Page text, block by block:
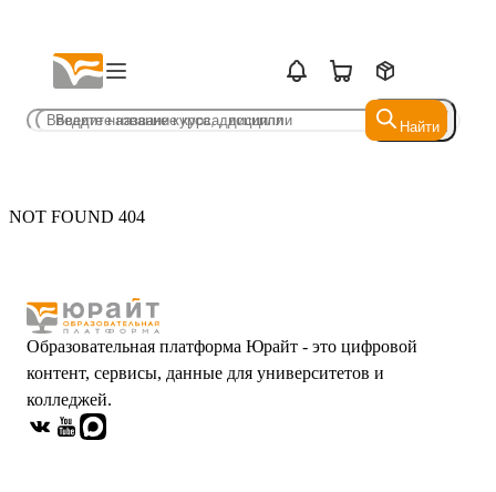
Найти
Найти
NOT FOUND 404
Образовательная платформа Юрайт - это цифровой
контент, сервисы, данные для университетов и
колледжей.